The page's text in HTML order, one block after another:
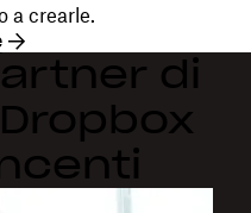
a crearle.
di